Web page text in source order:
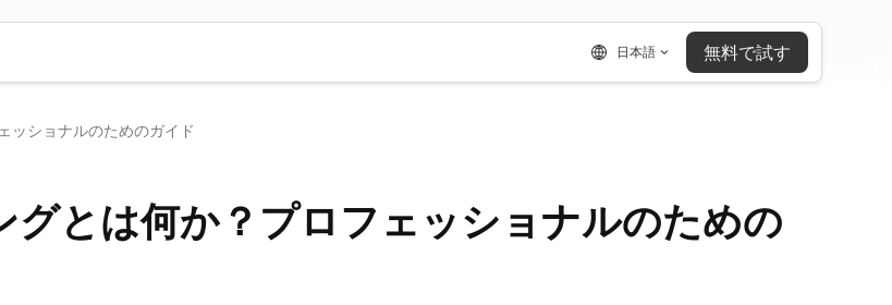
日本語 無料で試す
ッショナルのためのガイド
グとは何か？プロフェッショナルのための